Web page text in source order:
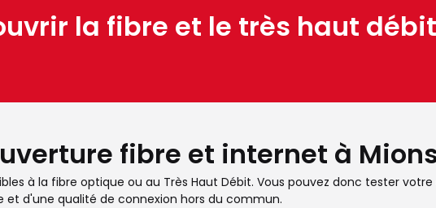
la fibre et le très haut débit
fibre et internet à
à la fibre optique ou au Très Haut Débit. Vous pouvez donc tester
et d'une qualité de connexion hors du commun.